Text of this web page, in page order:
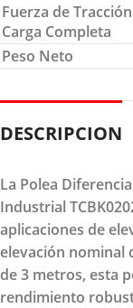
Fuerza de
Carga Completa
Peso Neto
DESCRIPCION
La Polea
Industrial
aplicaciones de
elevación nominal
de 3 metros, esta
rendimiento